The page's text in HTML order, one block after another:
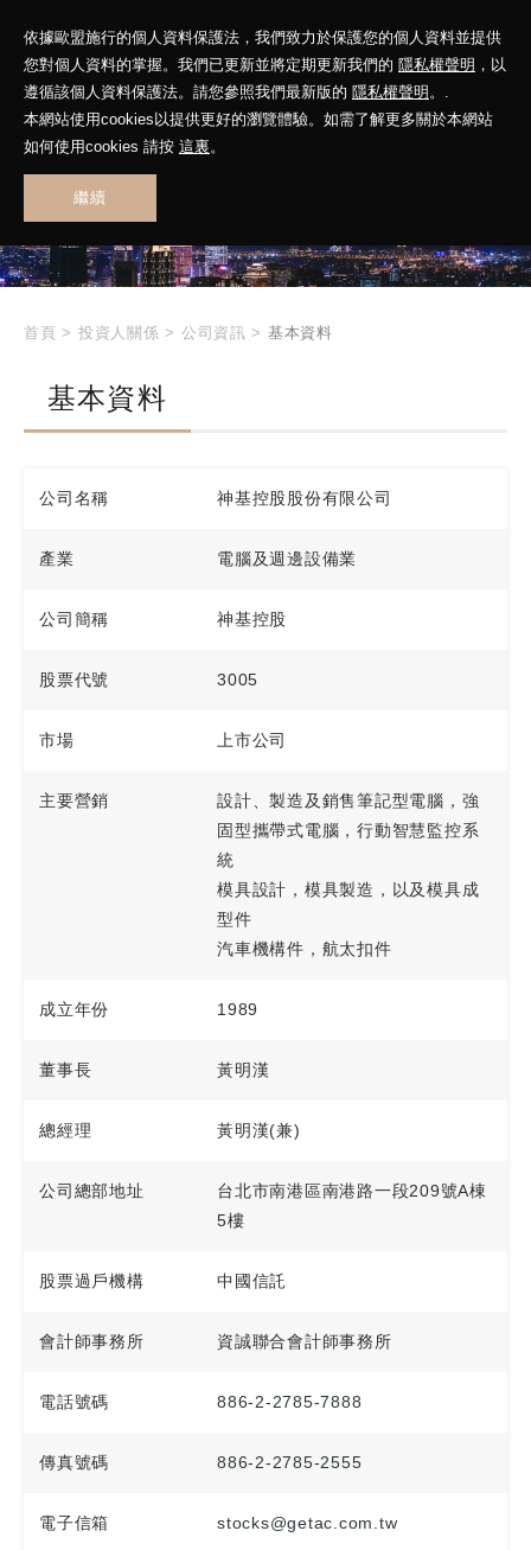
依據歐盟施行的個人資料保護法，我們致力於保護您的個人資料並提供
您對個人資料的掌握。我們已更新並將定期更新我們的 隱私權聲明 ，以
遵循該個人資料保護法。請您參照我們最新版的 隱私權聲明 。.
本網站使用cookies以提供更好的瀏覽體驗。如需了解更多關於本網站
如何使用cookies 請按 這裏。
繼續
INVESTOR
首頁 > 投資人關係 > 公司資訊 > 基本資料
基本資料
公司名稱 神基控股股份有限公司
產業 電腦及週邊設備業
公司簡稱 神基控股
股票代號 3005
市場 上市公司
主要營銷
設計、製造及銷售筆記型電腦，強
固型攜帶式電腦，行動智慧監控系
統
模具設計，模具製造，以及模具成
型件
汽車機構件，航太扣件
成立年份 1989
董事長 黃明漢
總經理 黃明漢(兼)
公司總部地址
台北市南港區南港路一段209號A棟
5樓
股票過戶機構 中國信託
會計師事務所 資誠聯合會計師事務所
電話號碼 886-2-2785-7888
傳真號碼 886-2-2785-2555
電子信箱 stocks@getac.com.tw